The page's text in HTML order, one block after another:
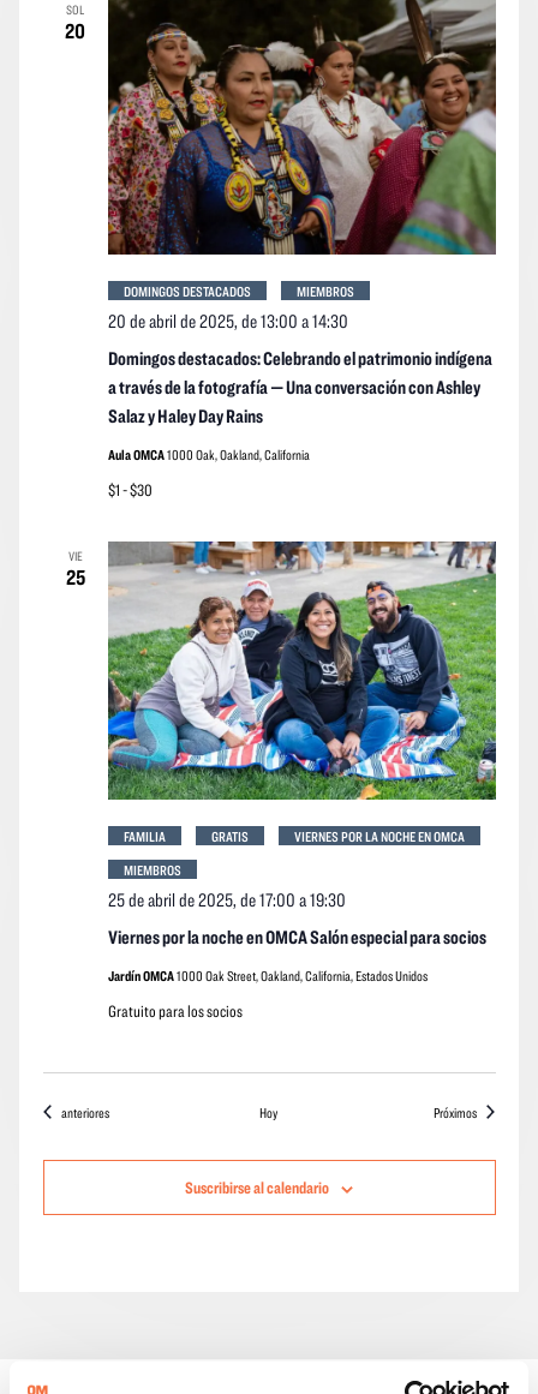
SOL
20
Domingos destacados: Celebrando el patrimonio indígena
a través de la fotografía — Una conversación con Ashley
Salaz y Haley Day Rains
20 de abril de 2025, de 13:00 a14:30
DOMINGOS DESTACADOS MIEMBROS
Aula OMCA1000 Oak, Oakland, California
$1 - $30
VIE
25
Viernes por la noche en OMCA Salón especial para socios
25 de abril de 2025, de 17:00 a19:30
FAMILIA GRATIS
VIERNES POR LA NOCHE EN OMCA
MIEMBROS
Jardín OMCA1000 Oak Street, Oakland, California, Estados Unidos
Gratuito para los socios
Eventos
anteriores Hoy Próximoseventos
Suscribirse al calendario